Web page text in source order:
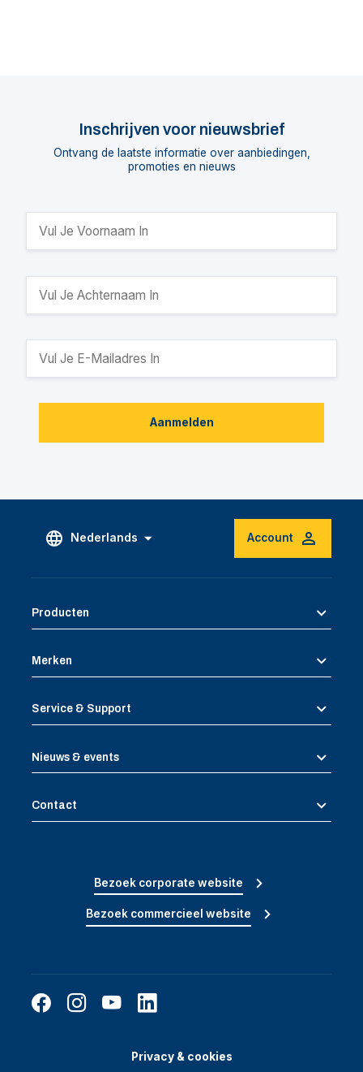
Inschrijven voor nieuwsbrief
Ontvang de laatste informatie over aanbiedingen,
promoties en nieuws
Aanmelden
Nederlands Account
Producten
Merken
Service & Support
Nieuws & events
Contact
Bezoek corporate website
Bezoek commercieel website
Privacy & cookies